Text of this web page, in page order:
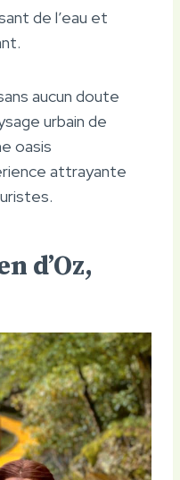
de l’eau et
aucun doute
urbain de
oasis
attrayante
d’Oz,